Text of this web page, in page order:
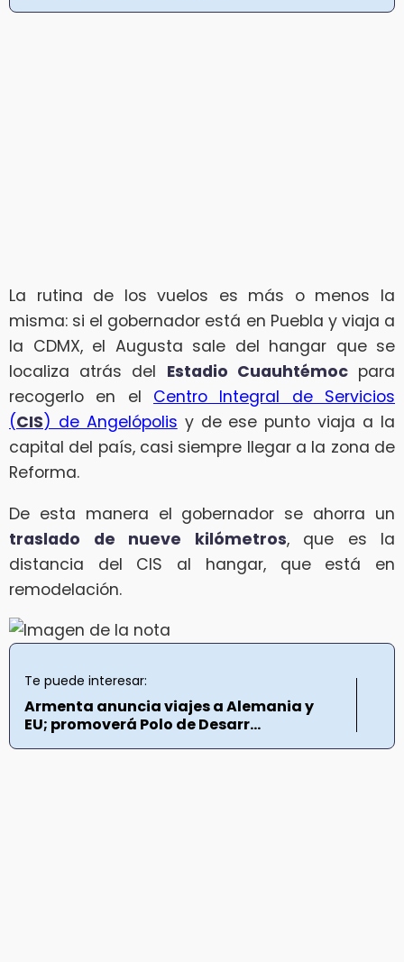
La rutina de los vuelos es más o menos la
misma: si el gobernador está en Puebla y viaja a
la CDMX, el Augusta sale del hangar que se
localiza atrás del Estadio Cuauhtémocpara
recogerlo en el Centro Integral de Servicios
(CIS) de Angelópolis y de ese punto viaja a la
capital del país, casi siempre llegar a la zona de
Reforma.
De esta manera el gobernador se ahorra un
traslado de nueve kilómetros, que es la
distancia del CIS al hangar, que está en
remodelación.
Te puede interesar:
Armenta anuncia viajes a Alemania y
EU; promoverá Polo de Desarr...